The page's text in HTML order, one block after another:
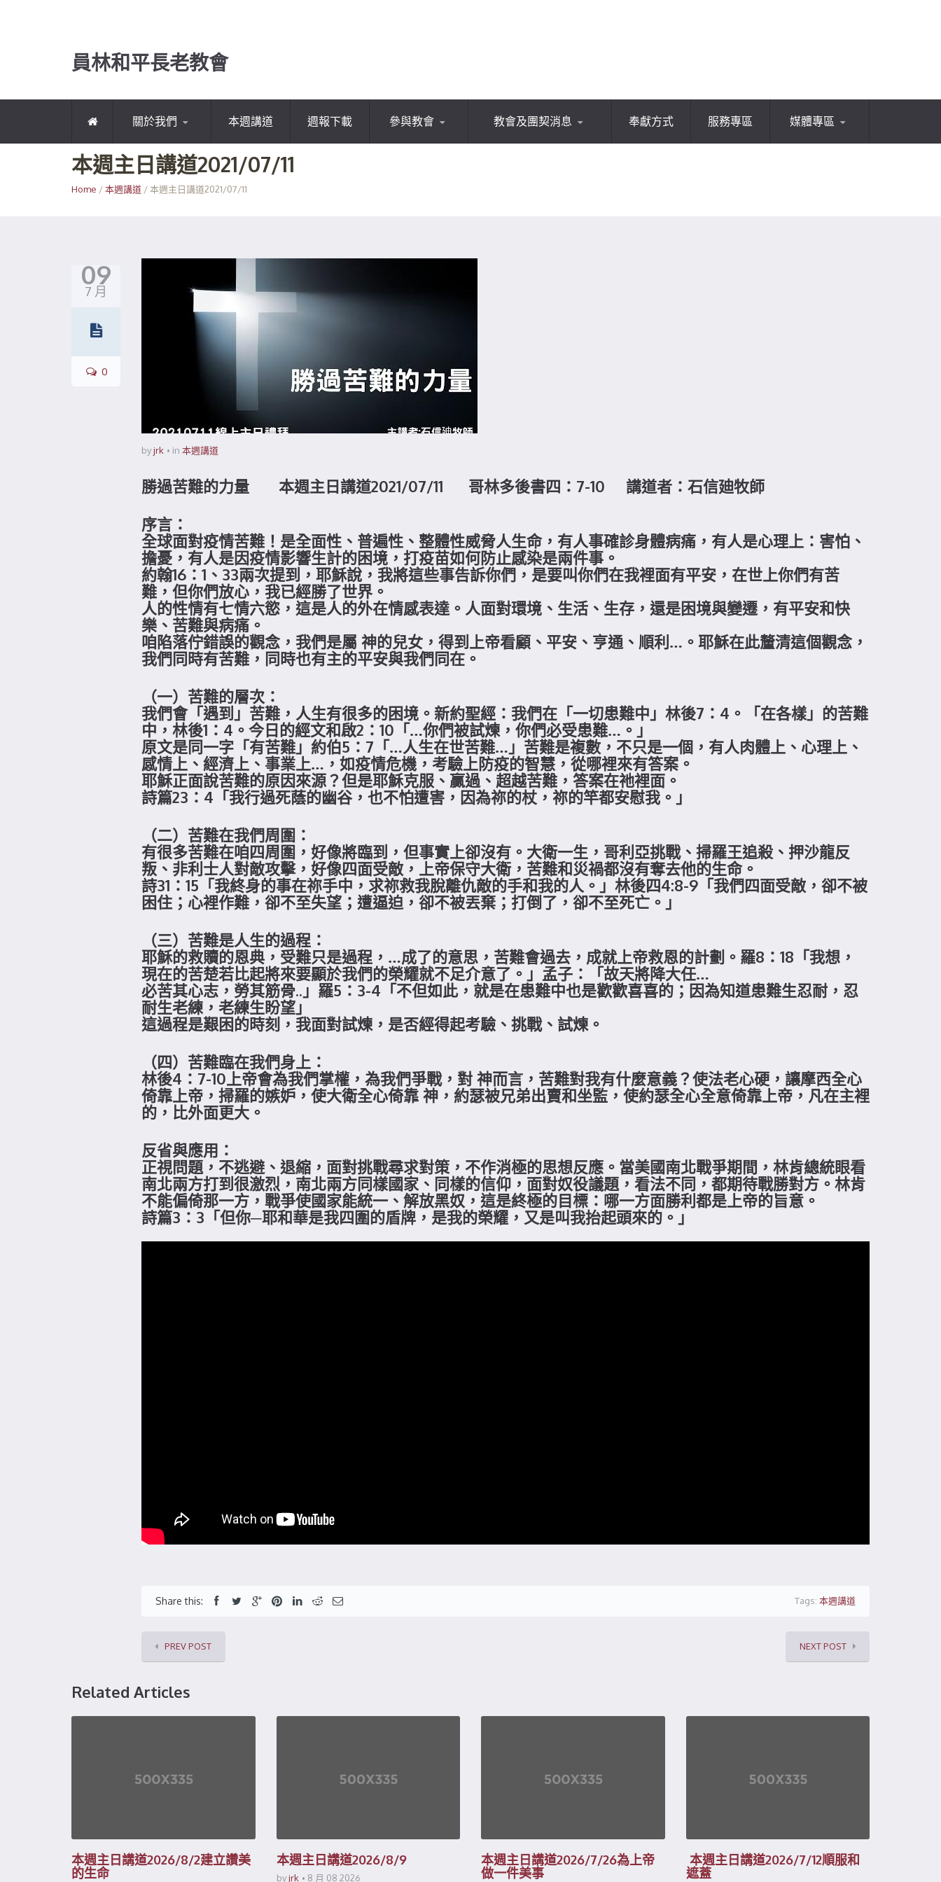
員林和平長老教會
關於我們 本週講道 週報下載 參與教會 教會及團契消息 奉獻方式 服務專區 媒體專區
本週主日講道2021/07/11
Home /本週講道 / 本週主日講道2021/07/11
09
7 月
0
byjrk in 本週講道
勝過苦難的力量 本週主日講道2021/07/11 哥林多後書四：7-10 講道者：石信廸牧師
序言：
全球面對疫情苦難！是全面性、普遍性、整體性威脅人生命，有人事確診身體病痛，有人是心理上：害怕、
擔憂，有人是因疫情影響生計的困境，打疫苗如何防止感染是兩件事。
約翰16：1、33兩次提到，耶穌說，我將這些事告訴你們，是要叫你們在我裡面有平安，在世上你們有苦
難，但你們放心，我已經勝了世界。
人的性情有七情六慾，這是人的外在情感表達。人面對環境、生活、生存，還是困境與變遷，有平安和快
樂、苦難與病痛。
咱陷落佇錯誤的觀念，我們是屬 神的兒女，得到上帝看顧、平安、亨通、順利…。耶穌在此釐清這個觀念，
我們同時有苦難，同時也有主的平安與我們同在。
（一）苦難的層次：
我們會「遇到」苦難，人生有很多的困境。新約聖經：我們在「一切患難中」林後7：4。「在各樣」的苦難
中，林後1：4。今日的經文和啟2：10「…你們被試煉，你們必受患難…。」
原文是同一字「有苦難」約伯5：7「…人生在世苦難…」苦難是複數，不只是一個，有人肉體上、心理上、
感情上、經濟上、事業上…，如疫情危機，考驗上防疫的智慧，從哪裡來有答案。
耶穌正面說苦難的原因來源？但是耶穌克服、贏過、超越苦難，答案在祂裡面。
詩篇23：4「我行過死蔭的幽谷，也不怕遭害，因為祢的杖，祢的竿都安慰我。」
（二）苦難在我們周圍：
有很多苦難在咱四周圍，好像將臨到，但事實上卻沒有。大衛一生，哥利亞挑戰、掃羅王追殺、押沙龍反
叛、非利士人對敵攻擊，好像四面受敵，上帝保守大衛，苦難和災禍都沒有奪去他的生命。
詩31：15「我終身的事在祢手中，求祢救我脫離仇敵的手和我的人。」林後四4:8-9「我們四面受敵，卻不被
困住；心裡作難，卻不至失望；遭逼迫，卻不被丟棄；打倒了，卻不至死亡。」
（三）苦難是人生的過程：
耶穌的救贖的恩典，受難只是過程，…成了的意思，苦難會過去，成就上帝救恩的計劃。羅8：18「我想，
現在的苦楚若比起將來要顯於我們的榮耀就不足介意了。」孟子：「故天將降大任…
必苦其心志，勞其筋骨..」羅5：3-4「不但如此，就是在患難中也是歡歡喜喜的；因為知道患難生忍耐，忍
耐生老練，老練生盼望」
這過程是艱困的時刻，我面對試煉，是否經得起考驗、挑戰、試煉。
（四）苦難臨在我們身上：
林後4：7-10上帝會為我們掌權，為我們爭戰，對 神而言，苦難對我有什麼意義？使法老心硬，讓摩西全心
倚靠上帝，掃羅的嫉妒，使大衛全心倚靠 神，約瑟被兄弟出賣和坐監，使約瑟全心全意倚靠上帝，凡在主裡
的，比外面更大。
反省與應用：
正視問題，不逃避、退縮，面對挑戰尋求對策，不作消極的思想反應。當美國南北戰爭期間，林肯總統眼看
南北兩方打到很激烈，南北兩方同樣國家、同樣的信仰，面對奴役議題，看法不同，都期待戰勝對方。林肯
不能偏倚那一方，戰爭使國家能統一、解放黑奴，這是終極的目標：哪一方面勝利都是上帝的旨意。
詩篇3：3「但你─耶和華是我四圍的盾牌，是我的榮耀，又是叫我抬起頭來的。」
Share this: Tags: 本週講道
PREV POST NEXT POST
Related Articles
本週主日講道2026/8/2建立讚美
的生命
本週主日講道2026/8/9
byjrk 8 月 08 2026
本週主日講道2026/7/26為上帝
做一件美事
本週主日講道2026/7/12順服和
遮蓋